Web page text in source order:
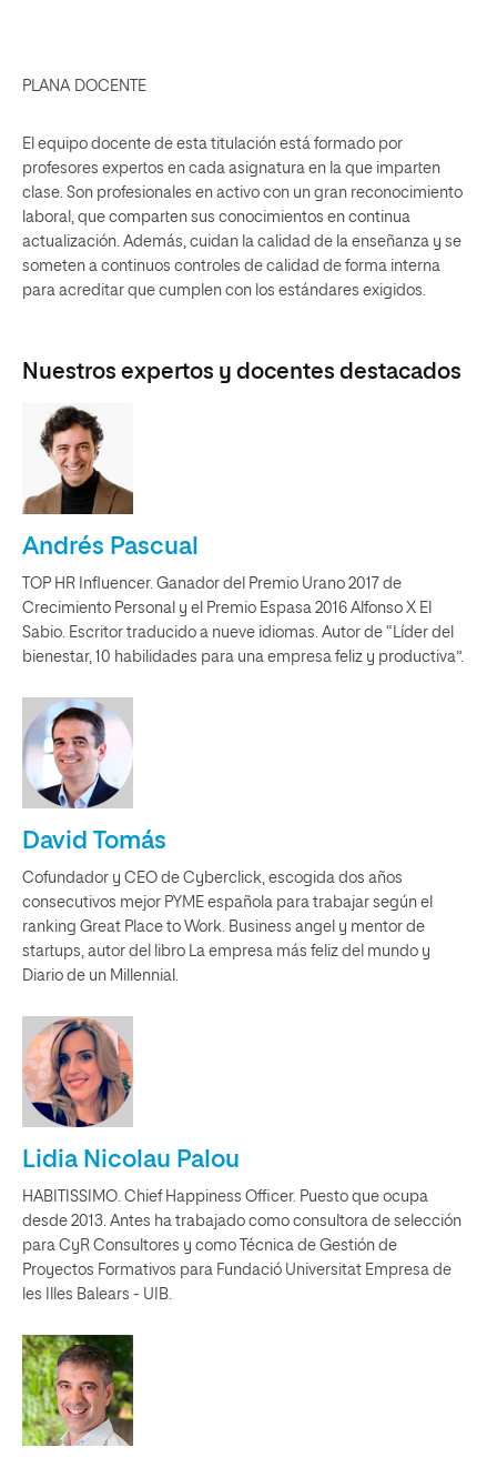
PLANA DOCENTE
El equipo docente de esta titulación está formado por
profesores expertos en cada asignatura en la que imparten
clase. Son profesionales en activo con un gran reconocimiento
laboral, que comparten sus conocimientos en continua
actualización. Además, cuidan la calidad de la enseñanza y se
someten a continuos controles de calidad de forma interna
para acreditar que cumplen con los estándares exigidos.
Nuestros expertos y docentes destacados
Andrés Pascual
TOP HR Influencer. Ganador del Premio Urano 2017 de
Crecimiento Personal y el Premio Espasa 2016 Alfonso X El
Sabio. Escritor traducido a nueve idiomas. Autor de “Líder del
bienestar, 10 habilidades para una empresa feliz y productiva”.
David Tomás
Cofundador y CEO de Cyberclick, escogida dos años
consecutivos mejor PYME española para trabajar según el
ranking Great Place to Work. Business angel y mentor de
startups, autor del libro La empresa más feliz del mundo y
Diario de un Millennial.
Lidia Nicolau Palou
HABITISSIMO. Chief Happiness Officer. Puesto que ocupa
desde 2013. Antes ha trabajado como consultora de selección
para CyR Consultores y como Técnica de Gestión de
Proyectos Formativos para Fundació Universitat Empresa de
les Illes Balears - UIB.